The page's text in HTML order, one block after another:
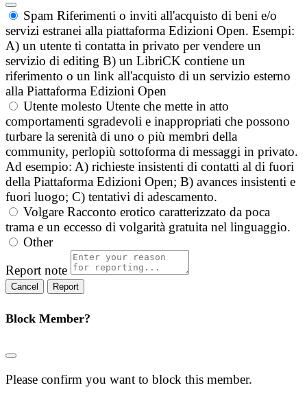
Spam Riferimenti o inviti all'acquisto di beni e/o
servizi estranei alla piattaforma Edizioni Open. Esempi:
A) un utente ti contatta in privato per vendere un
servizio di editing B) un LibriCK contiene un
riferimento o un link all'acquisto di un servizio esterno
alla Piattaforma Edizioni Open
Utente molesto Utente che mette in atto
comportamenti sgradevoli e inappropriati che possono
turbare la serenità di uno o più membri della
community, perlopiù sottoforma di messaggi in privato.
Ad esempio: A) richieste insistenti di contatti al di fuori
della Piattaforma Edizioni Open; B) avances insistenti e
fuori luogo; C) tentativi di adescamento.
Volgare Racconto erotico caratterizzato da poca
trama e un eccesso di volgarità gratuita nel linguaggio.
Other
Report note
Report
Block Member?
Please confirm you want to block this member.